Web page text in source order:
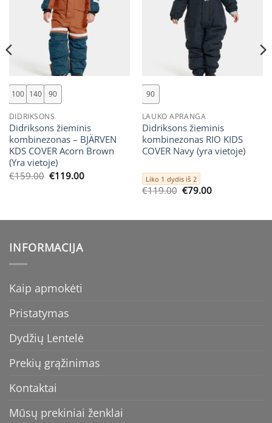
100 140 90
DIDRIKSONS
Didriksons žieminis
kombinezonas – BJÄRVEN
KDS COVER Acorn Brown
(Yra vietoje)
€159.00 Original
€119.00Current
90
LAUKO APRANGA
Didriksons žieminis
kombinezonas RIO KIDS
COVER Navy (yra vietoje)
Liko 1 dydis iš 2
€119.00 Original
€119.00.
€79.00Current
€79.00.
INFORMACIJA
Kaip apmokėti
Pristatymas
Dydžių Lentelė
Prekių grąžinimas
Kontaktai
Mūsų prekiniai ženklai